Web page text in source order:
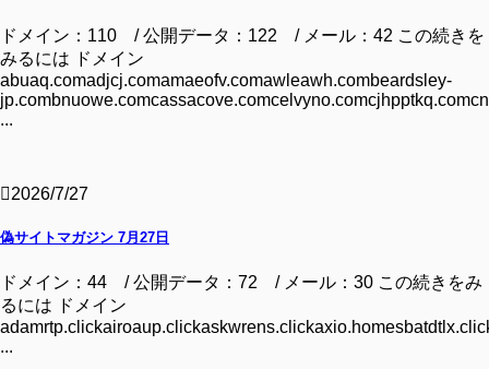
ドメイン：110 / 公開データ：122 / メール：42 この続きを
みるには ドメイン
abuaq.comadjcj.comamaeofv.comawleawh.combeardsley-
...
2026/7/27
偽サイトマガジン 7月27日
ドメイン：44 / 公開データ：72 / メール：30 この続きをみ
るには ドメイン
...